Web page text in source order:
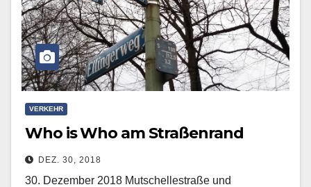
VERKEHR
Who is Who am Straßenrand
DEZ. 30, 2018
30. Dezember 2018 Mutschellestraße und